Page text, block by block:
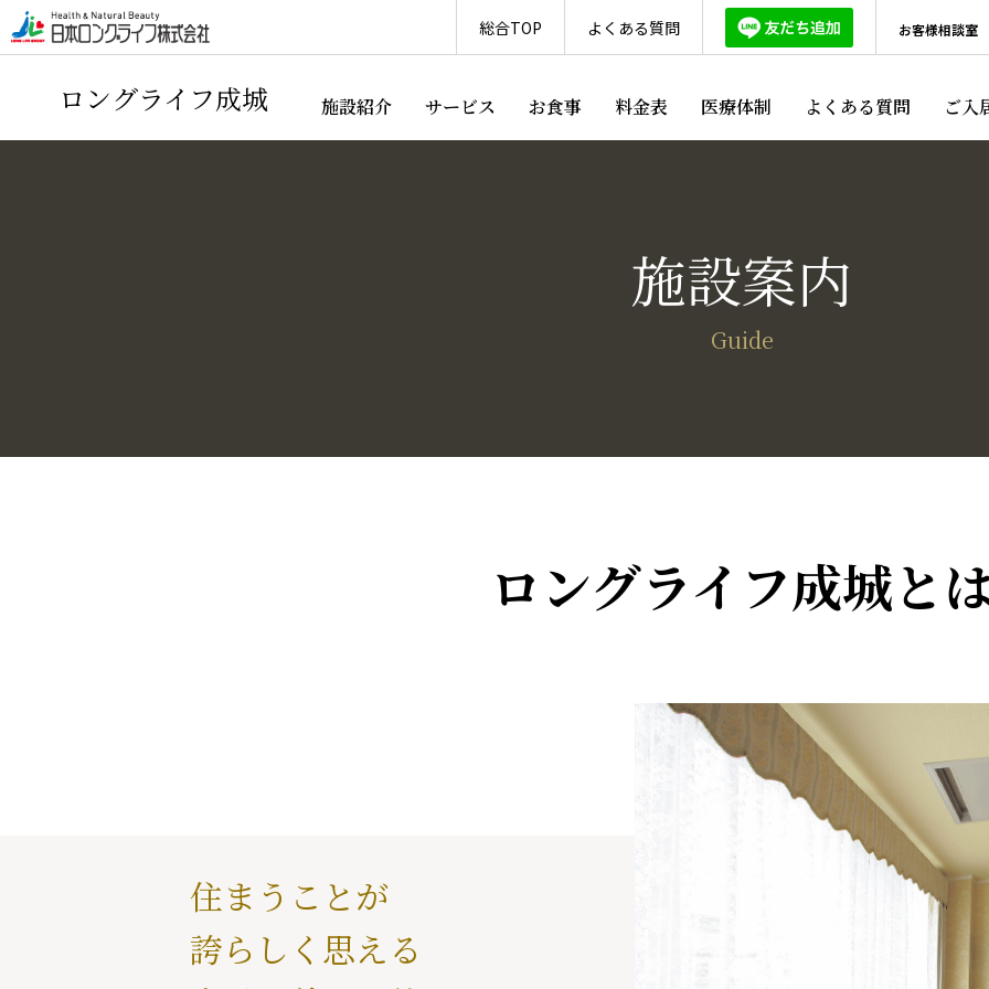
総合TOP よくある質問 お客様相談室
ロングライフ成城 施設紹介 サービス お食事 料金表 医療体制 よくある質問 ご入
施設案内
Guide
ロングライフ成城と
住まうことが
誇らしく思える